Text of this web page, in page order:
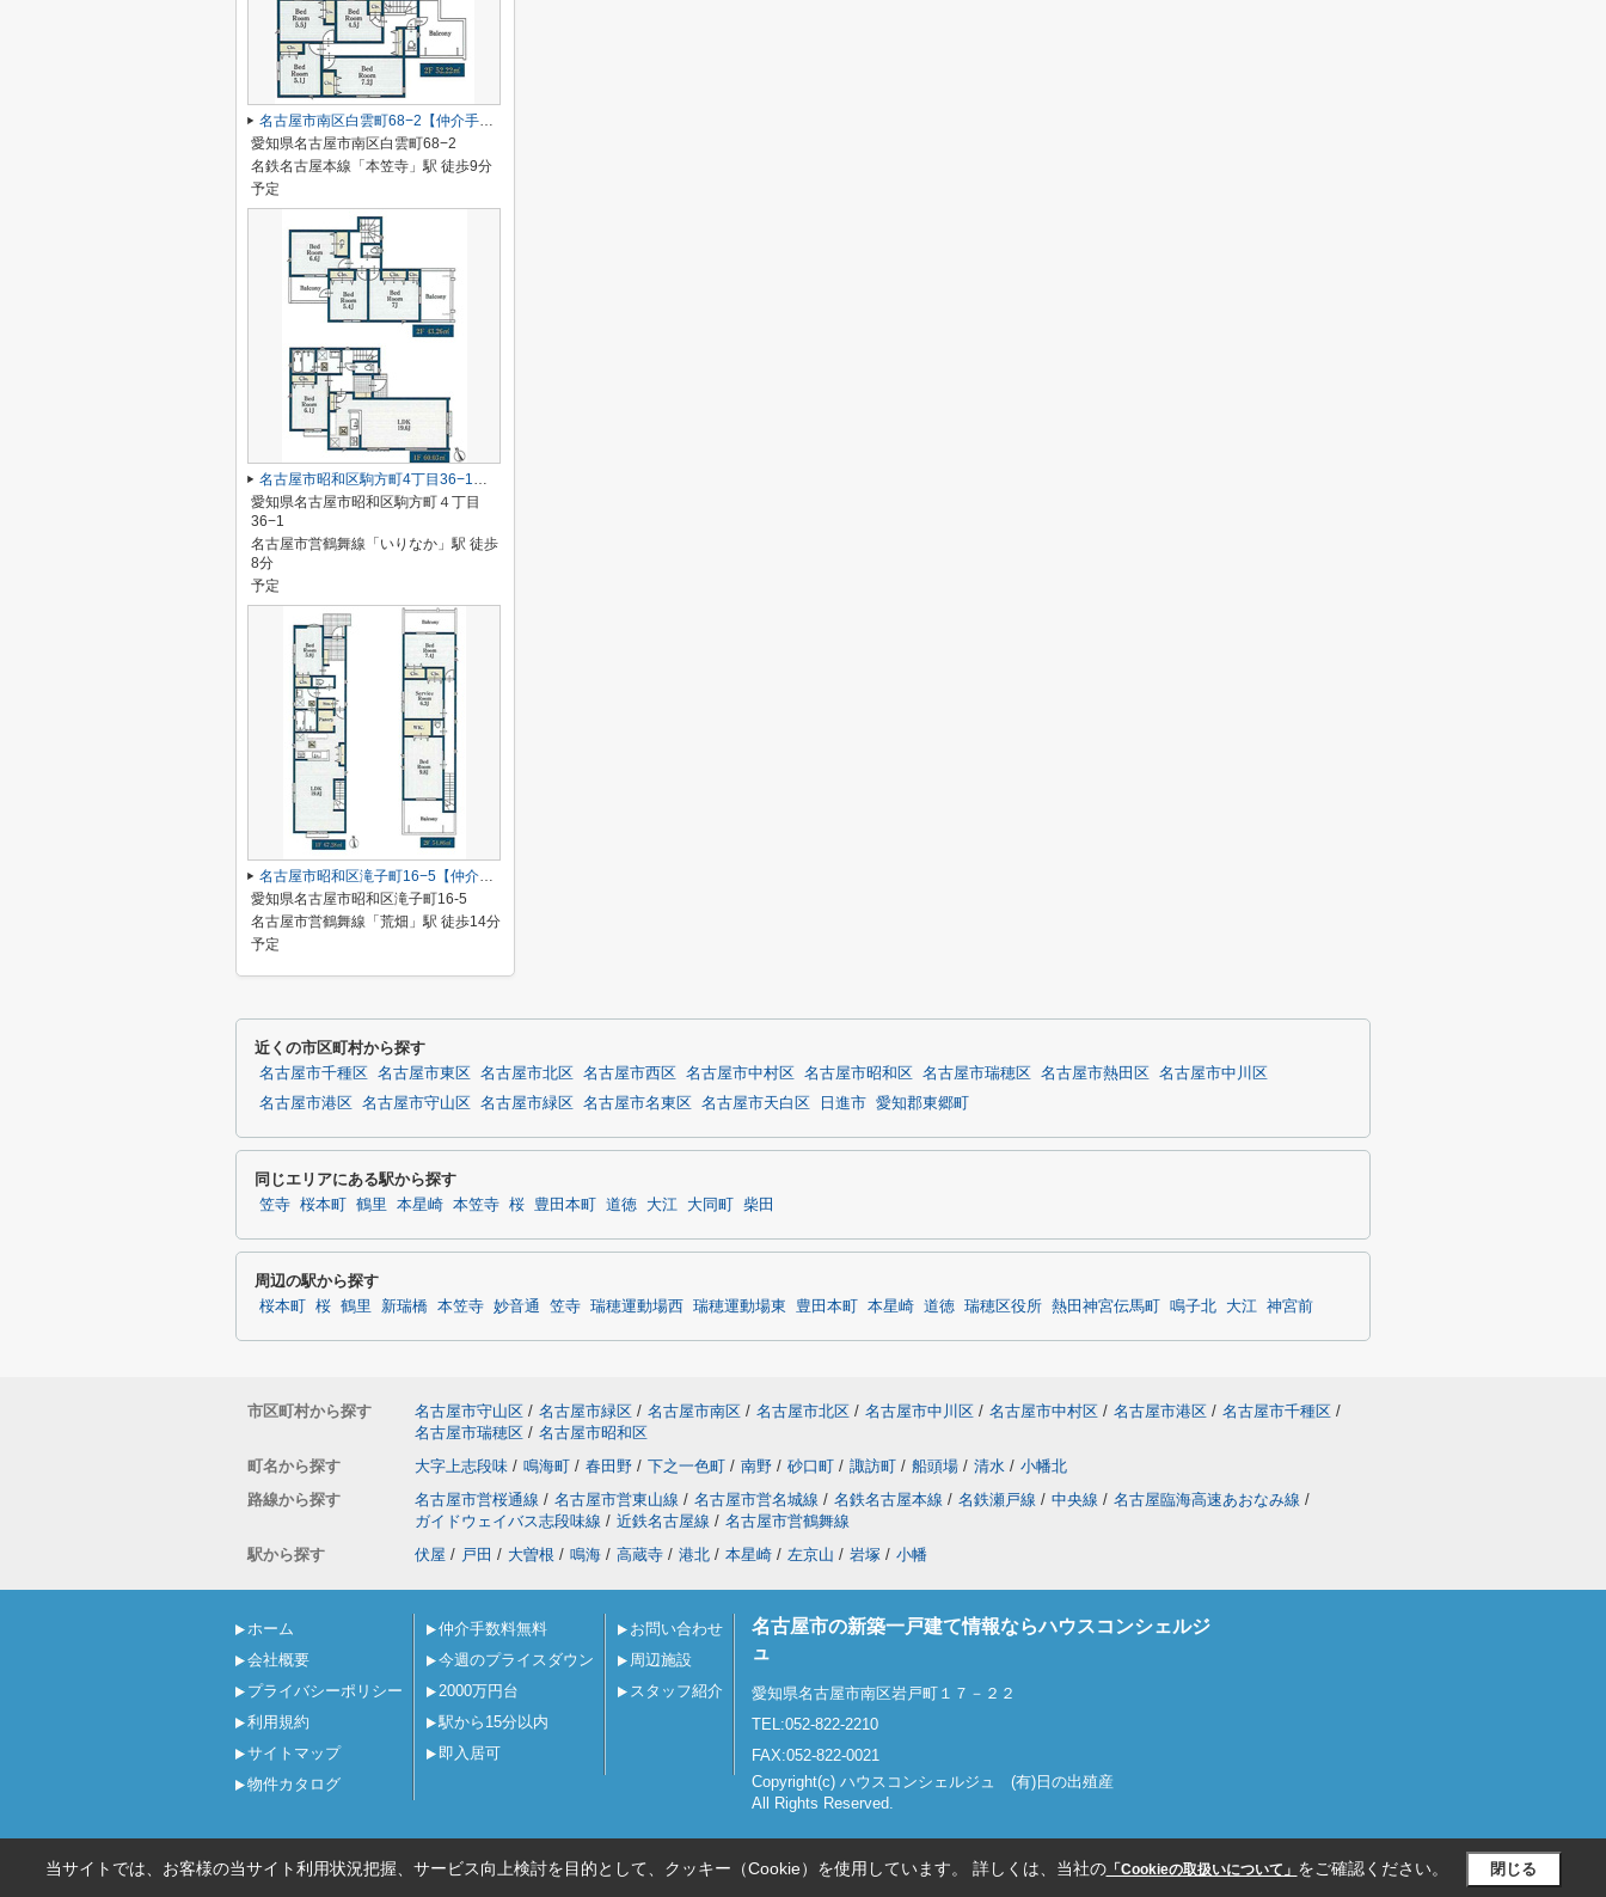
名古屋市南区白雲町68−2【仲介手数料無料】新築一戸建て 1号棟
愛知県名古屋市南区白雲町68−2
名鉄名古屋本線「本笠寺」駅 徒歩9分
予定
名古屋市昭和区駒方町4丁目36−1【仲介手数料無料】新築一戸建て
愛知県名古屋市昭和区駒方町４丁目
36−1
名古屋市営鶴舞線「いりなか」駅 徒歩
8分
予定
名古屋市昭和区滝子町16−5【仲介手数料無料】新築一戸建て 1号棟
愛知県名古屋市昭和区滝子町16-5
名古屋市営鶴舞線「荒畑」駅 徒歩14分
予定
近くの市区町村から探す
名古屋市千種区 名古屋市東区 名古屋市北区 名古屋市西区 名古屋市中村区 名古屋市昭和区 名古屋市瑞穂区 名古屋市熱田区
名古屋市中川区
名古屋市港区
名古屋市守山区 名古屋市緑区 名古屋市名東区 名古屋市天白区 日進市 愛知郡東郷町
同じエリアにある駅から探す
笠寺 桜本町 鶴里 本星崎 本笠寺 桜 豊田本町 道徳 大江 大同町 柴田
周辺の駅から探す
桜本町 桜 鶴里 新瑞橋 本笠寺 妙音通 笠寺 瑞穂運動場西 瑞穂運動場東 豊田本町 本星崎 道徳 瑞穂区役所 熱田神宮伝馬町 鳴子北 大江 神宮前
市区町村から探す 名古屋市守山区 / 名古屋市緑区 / 名古屋市南区 / 名古屋市北区 / 名古屋市中川区 / 名古屋市中村区 / 名古屋市港区 / 名古屋市千種区 /
名古屋市瑞穂区 / 名古屋市昭和区
町名から探す
大字上志段味 / 鳴海町 / 春田野 / 下之一色町 / 南野 / 砂口町 / 諏訪町 / 船頭場 / 清水 / 小幡北
路線から探す
名古屋市営桜通線 / 名古屋市営東山線 / 名古屋市営名城線 / 名鉄名古屋本線 / 名鉄瀬戸線 / 中央線 / 名古屋臨海高速あおなみ線 /
ガイドウェイバス志段味線 / 近鉄名古屋線 / 名古屋市営鶴舞線
駅から探す
伏屋 / 戸田 / 大曽根 / 鳴海 / 高蔵寺 / 港北 / 本星崎 / 左京山 / 岩塚 / 小幡
ホーム
会社概要
プライバシーポリシー
利用規約
サイトマップ
物件カタログ
仲介手数料無料
今週のプライスダウン
2000万円台
駅から15分以内
即入居可
お問い合わせ
周辺施設
スタッフ紹介
名古屋市の新築一戸建て情報ならハウスコンシェルジ
ュ
愛知県名古屋市南区岩戸町１７－２２
TEL:052-822-2210
FAX:052-822-0021
Copyright(c) ハウスコンシェルジュ (有)日の出殖産
All Rights Reserved.
当サイトでは、お客様の当サイト利用状況把握、サービス向上検討を目的として、クッキー（Cookie）を使用しています。 詳しくは、当社の「Cookieの取扱いについて」 をご確認ください。 閉じる